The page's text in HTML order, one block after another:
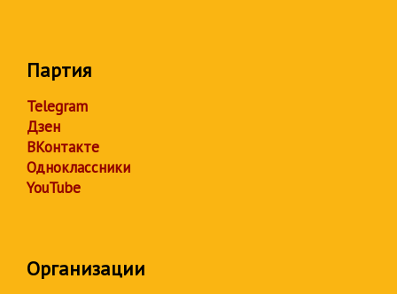
Партия
Telegram
Дзен
ВКонтакте
Одноклассники
YouTube
Организации